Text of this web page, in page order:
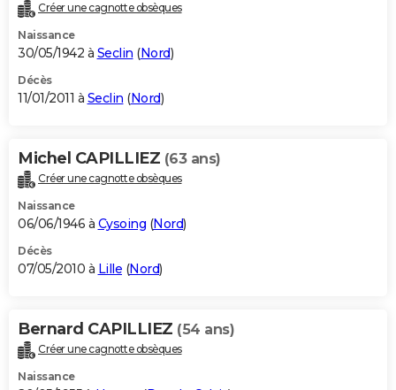
Créer une cagnotte obsèques
Naissance
30/05/1942 à Seclin (Nord)
Décès
11/01/2011 à Seclin (Nord)
Michel CAPILLIEZ (63 ans)
Créer une cagnotte obsèques
Naissance
06/06/1946 à Cysoing (Nord)
Décès
07/05/2010 à Lille (Nord)
Bernard CAPILLIEZ (54 ans)
Créer une cagnotte obsèques
Naissance